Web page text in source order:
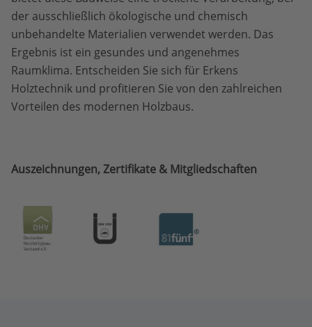
der ausschließlich ökologische und chemisch
unbehandelte Materialien verwendet werden. Das
Ergebnis ist ein gesundes und angenehmes
Raumklima. Entscheiden Sie sich für Erkens
Holztechnik und profitieren Sie von den zahlreichen
Vorteilen des modernen Holzbaus.
Auszeichnungen, Zertifikate & Mitgliedschaften